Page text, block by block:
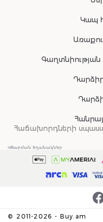
Կապ
Գաղտնիության
Հաճախորդների
© 2011-2026 - Buy.am
Վճարման եղանակներ